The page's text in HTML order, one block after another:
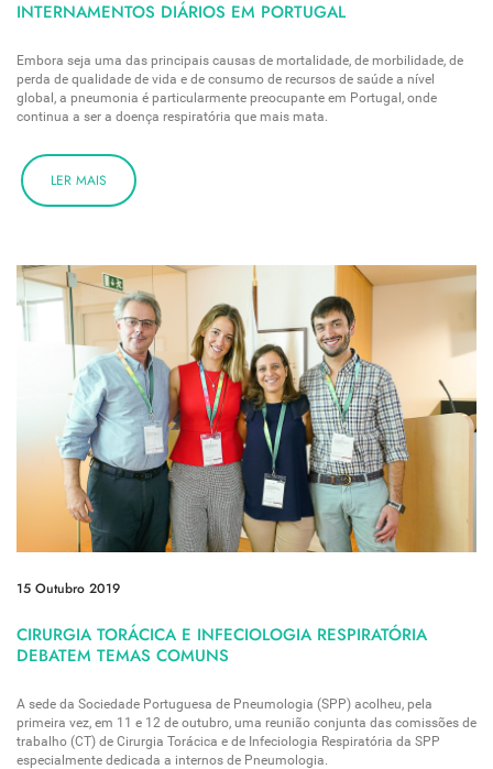
INTERNAMENTOS DIÁRIOS EM PORTUGAL
Embora seja uma das principais causas de mortalidade, de morbilidade, de
perda de qualidade de vida e de consumo de recursos de saúde a nível
global, a pneumonia é particularmente preocupante em Portugal, onde
continua a ser a doença respiratória que mais mata.
LER MAIS
15 Outubro 2019
CIRURGIA TORÁCICA E INFECIOLOGIA RESPIRATÓRIA
DEBATEM TEMAS COMUNS
A sede da Sociedade Portuguesa de Pneumologia (SPP) acolheu, pela
primeira vez, em 11 e 12 de outubro, uma reunião conjunta das comissões de
trabalho (CT) de Cirurgia Torácica e de Infeciologia Respiratória da SPP
especialmente dedicada a internos de Pneumologia.